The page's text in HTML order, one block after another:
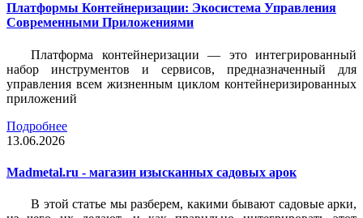
Платформы Контейнеризации: Экосистема Управления
Современными Приложениями
Платформа контейнеризации — это интегрированный
набор инструментов и сервисов, предназначенный для
управления всем жизненным циклом контейнеризированных
приложений
Подробнее
13.06.2026
Madmetal.ru - магазин изысканных садовых арок
В этой статье мы разберем, какими бывают садовые арки,